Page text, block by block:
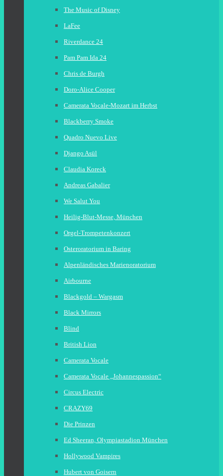
The Music of Disney
LaFee
Riverdance 24
Pam Pam Ida 24
Chris de Burgh
Doro-Alice Cooper
Camerata Vocale-Mozart im Herbst
Blackberry Smoke
Quadro Nuevo Live
Django Asül
Claudia Koreck
Andreas Gabalier
We Salut You
Heilig-Blut-Messe, München
Orgel-Trompetenkonzert
Osteroratorium in Baring
Alpenländisches Marienoratorium
Airbourne
Blackgold – Wargasm
Black Mirrors
Blind
British Lion
Camerata Vocale
Camerata Vocale „Johannespassion“
Circus Electric
CRAZY69
Die Prinzen
Ed Sheeran, Olympiastadion München
Hollywood Vampires
Hubert von Goisern